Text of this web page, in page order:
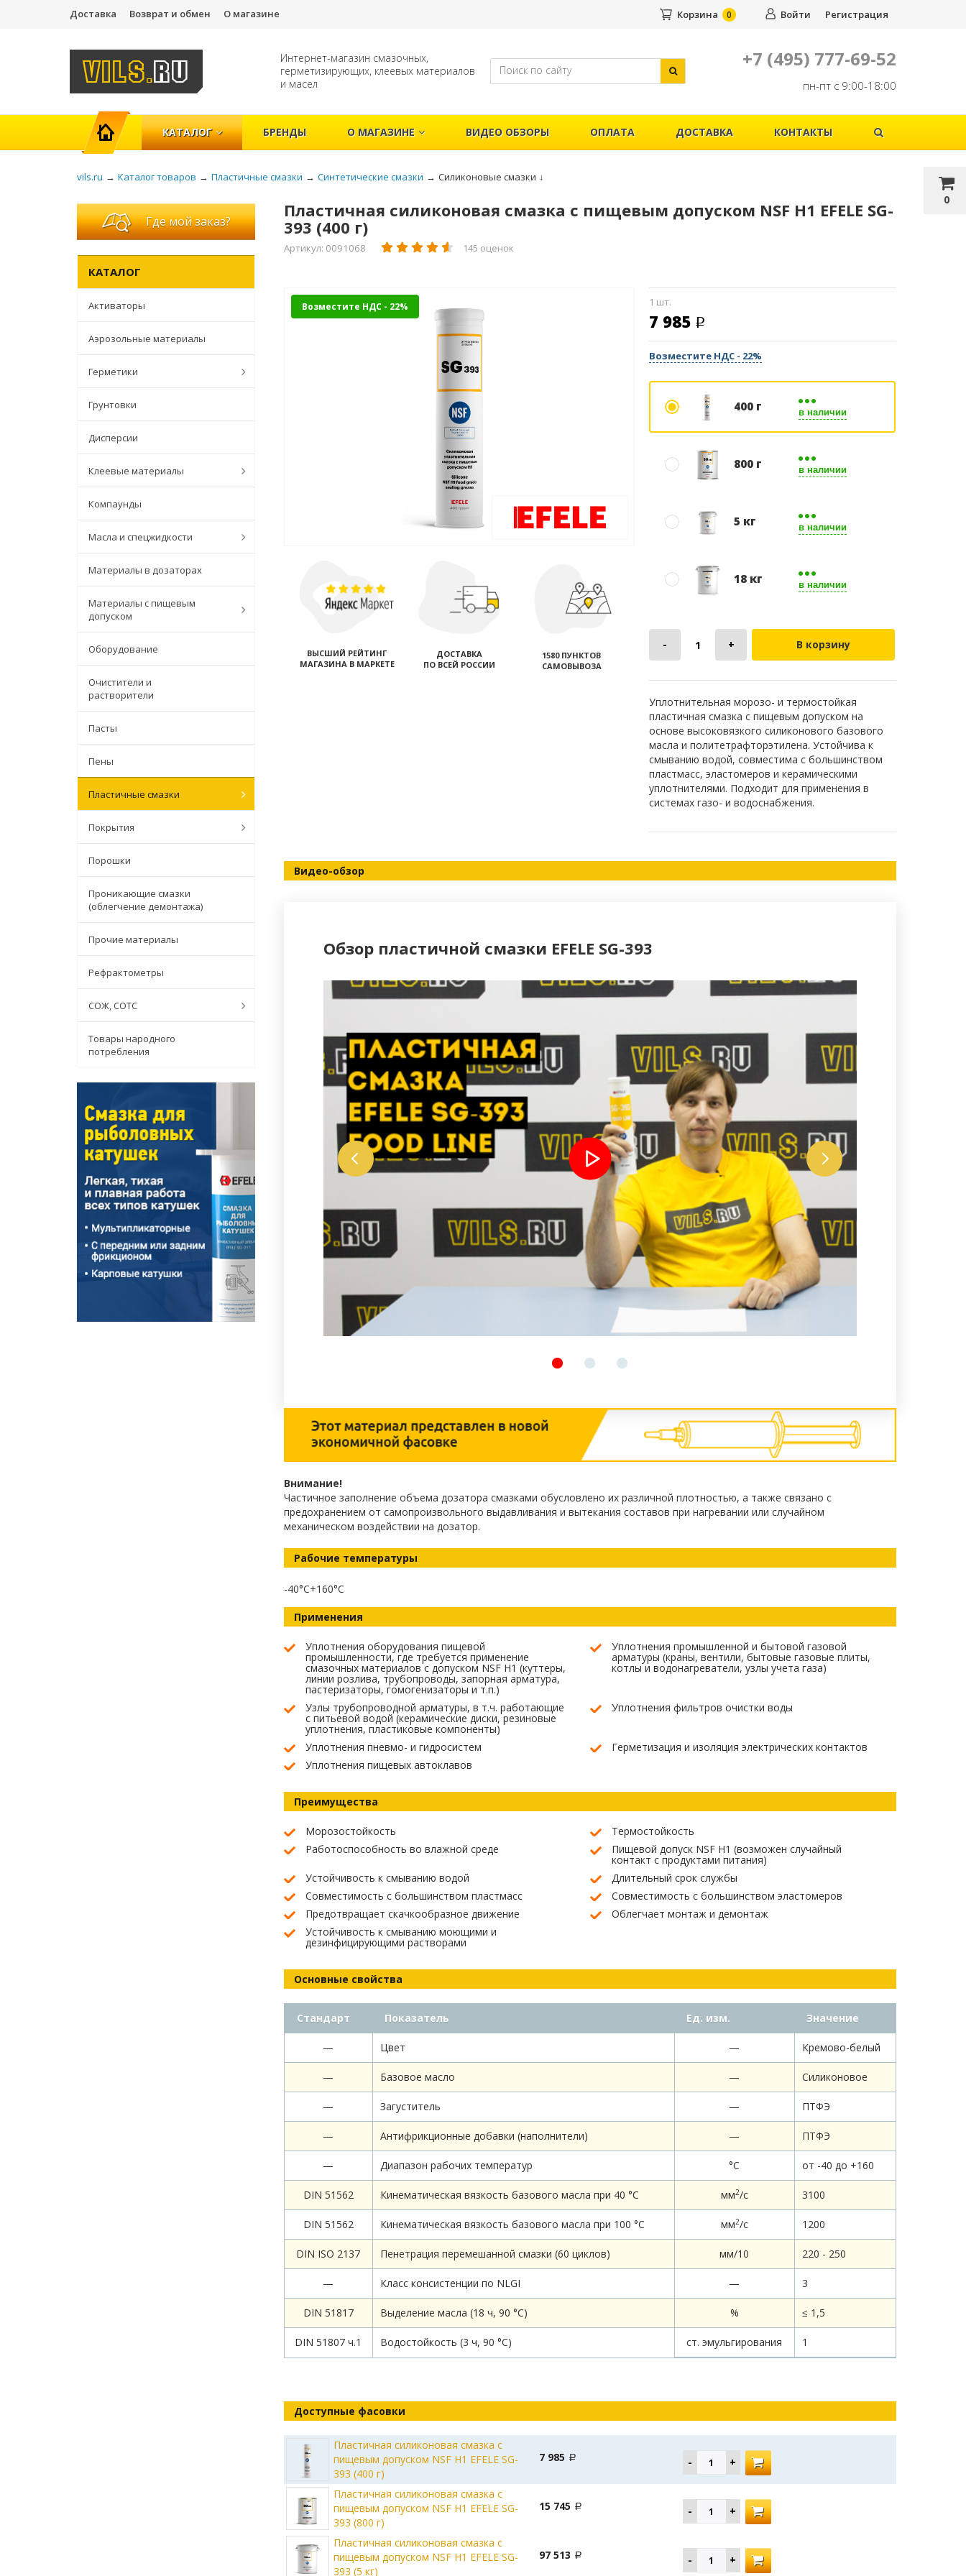
Доставка Возврат и обмен О магазине
0
Войти Регистрация
Корзина 0
Интернет-магазин смазочных,
герметизирующих, клеевых материалов
и масел
+7 (495) 777-69-52
пн-пт с 9:00-18:00
ГЛАВНАЯ
КАТАЛОГ БРЕНДЫ О МАГАЗИНЕ ВИДЕО ОБЗОРЫ ОПЛАТА ДОСТАВКА КОНТАКТЫ
vils.ru → Каталог товаров → Пластичные смазки → Синтетические смазки → Силиконовые смазки ↓
Где мой заказ?
КАТАЛОГ
Активаторы
Аэрозольные материалы
Герметики
Грунтовки
Дисперсии
Клеевые материалы
Компаунды
Масла и спецжидкости
Материалы в дозаторах
Материалы с пищевым
допуском
Оборудование
Очистители и
растворители
Пасты
Пены
Пластичные смазки
Покрытия
Порошки
Проникающие смазки
(облегчение демонтажа)
Прочие материалы
Рефрактометры
СОЖ, СОТС
Товары народного
потребления
Пластичная силиконовая смазка с пищевым допуском NSF H1 EFELE SG-
393 (400 г)
Артикул: 0091068 145 оценок
Возместите НДС - 22%
ВЫСШИЙ РЕЙТИНГ
МАГАЗИНА В МАРКЕТЕ
ДОСТАВКА
ПО ВСЕЙ РОССИИ
1580 ПУНКТОВ
САМОВЫВОЗА
1 шт.
7 985
Возместите НДС - 22%
400 г в наличии
800 г в наличии
5 кг в наличии
18 кг в наличии
В корзину
Уплотнительная морозо- и термостойкая
пластичная смазка с пищевым допуском на
основе высоковязкого силиконового базового
масла и политетрафторэтилена. Устойчива к
смыванию водой, совместима с большинством
пластмасс, эластомеров и керамическими
уплотнителями. Подходит для применения в
системах газо- и водоснабжения.
Видео-обзор
промышленности Обзор пластичной смазки EFELE SG-393
Внимание!
Частичное заполнение объема дозатора смазками обусловлено их различной плотностью, а также связано с
предохранением от самопроизвольного выдавливания и вытекания составов при нагревании или случайном
механическом воздействии на дозатор.
Рабочие температуры
-40°C+160°C
Применения
Уплотнения оборудования пищевой
промышленности, где требуется применение
смазочных материалов с допуском NSF H1 (куттеры,
линии розлива, трубопроводы, запорная арматура,
пастеризаторы, гомогенизаторы и т.п.)
Уплотнения промышленной и бытовой газовой
арматуры (краны, вентили, бытовые газовые плиты,
котлы и водонагреватели, узлы учета газа)
Узлы трубопроводной арматуры, в т.ч. работающие
с питьевой водой (керамические диски, резиновые
уплотнения, пластиковые компоненты)
Уплотнения фильтров очистки воды
Уплотнения пневмо- и гидросистем
Герметизация и изоляция электрических контактов
Уплотнения пищевых автоклавов
Преимущества
Морозостойкость
Термостойкость
Работоспособность во влажной среде
Пищевой допуск NSF H1 (возможен случайный
контакт с продуктами питания)
Устойчивость к смыванию водой
Длительный срок службы
Совместимость с большинством пластмасс
Совместимость с большинством эластомеров
Предотвращает скачкообразное движение
Облегчает монтаж и демонтаж
Устойчивость к смыванию моющими и
дезинфицирующими растворами
Основные свойства
Стандарт Показатель Ед. изм. Значение
— Цвет — Кремово-белый
— Базовое масло — Силиконовое
— Загуститель — ПТФЭ
— Антифрикционные добавки (наполнители) — ПТФЭ
— Диапазон рабочих температур °С от -40 до +160
DIN 51562 Кинематическая вязкость базового масла при 40 °С мм2/c 3100
DIN 51562 Кинематическая вязкость базового масла при 100 °С мм2/c 1200
DIN ISO 2137 Пенетрация перемешанной смазки (60 циклов) мм/10 220 - 250
— Класс консистенции по NLGI — 3
DIN 51817 Выделение масла (18 ч, 90 °С) % ≤ 1,5
DIN 51807 ч.1 Водостойкость (3 ч, 90 °C) ст. эмульгирования 1
Доступные фасовки
Пластичная силиконовая смазка с
пищевым допуском NSF H1 EFELE SG-
393 (400 г)
7 985
Пластичная силиконовая смазка с
пищевым допуском NSF H1 EFELE SG-
393 (800 г)
15 745
Пластичная силиконовая смазка с
пищевым допуском NSF H1 EFELE SG-
393 (5 кг)
97 513